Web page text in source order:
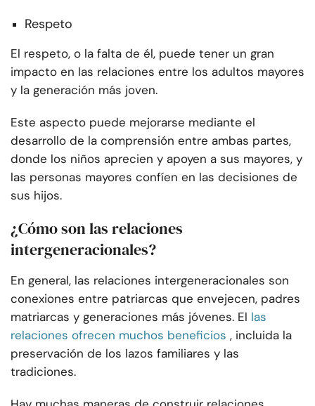
Respeto
El respeto, o la falta de él, puede tener un gran
impacto en las relaciones entre los adultos mayores
y la generación más joven.
Este aspecto puede mejorarse mediante el
desarrollo de la comprensión entre ambas partes,
donde los niños aprecien y apoyen a sus mayores, y
las personas mayores confíen en las decisiones de
sus hijos.
¿Cómo son las relaciones
intergeneracionales?
En general, las relaciones intergeneracionales son
conexiones entre patriarcas que envejecen, padres
matriarcas y generaciones más jóvenes. El las
relaciones ofrecen muchos beneficios , incluida la
preservación de los lazos familiares y las
tradiciones.